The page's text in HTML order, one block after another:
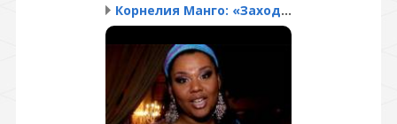
Корнелия Манго: «Заходи...